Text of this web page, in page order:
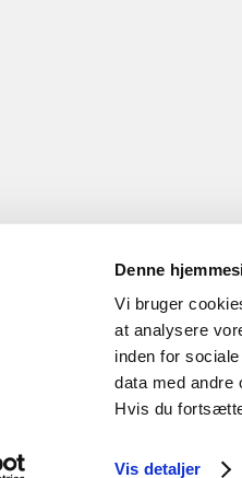
Denne
Vi bruger
at analysere
inden for
data med andre
Hvis du
Vis detaljer